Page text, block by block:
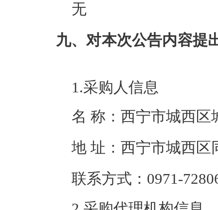
无
九、对本次公告内容提
1.采购人信息
名 称： 西宁市城西区
地 址： 西宁市城西区
联系方式： 0971-